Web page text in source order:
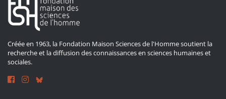
Créée en 1963, la Fondation Maison Sciences de l'Homme soutient la
recherche et la diffusion des connaissances en sciences humaines et
sociales.